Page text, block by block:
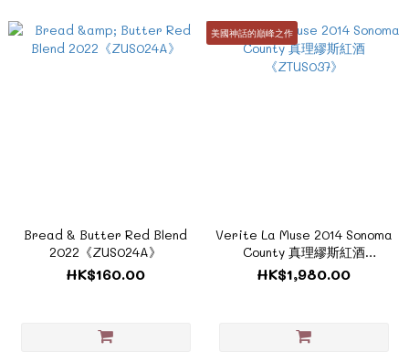
Bread & Butter Red Blend
2022《ZUS024A》
HK$160.00
美國神話的巔峰之作
Verite La Muse 2014 Sonoma
County 真理繆斯紅酒
《ZTUS037》
HK$1,980.00